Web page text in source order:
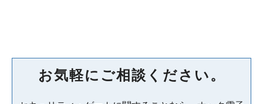
お気軽にご相談ください。